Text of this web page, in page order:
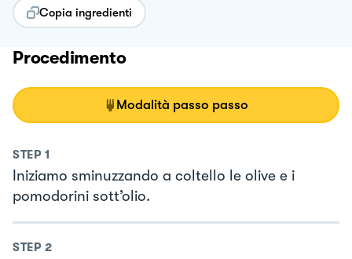
Copia ingredienti
Procedimento
Modalità passo passo
STEP 1
Iniziamo sminuzzando a coltello le olive e i
pomodorini sott’olio.
STEP 2